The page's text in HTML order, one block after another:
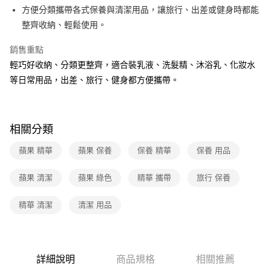
全家取貨付款
免運費
常溫-付款後全家取貨
免運費
方便分類攜帶各式保養與清潔用品，讓旅行、出差或健身時都能
整齊收納、輕鬆使用。
銷售重點
輕巧好收納、分類更整齊，適合裝乳液、洗髮精、沐浴乳、化妝水
等日常用品，出差、旅行、健身都方便攜帶。
相關分類
蘋果 精華 蘋果 保養 保養 精華 保養 用品
蘋果 清潔 蘋果 綠色 精華 攜帶 旅行 保養
精華 清潔 清潔 用品
詳細說明 商品規格 相關推薦